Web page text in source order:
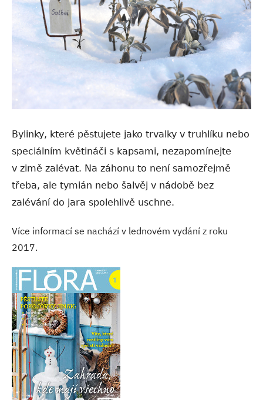
Bylinky, které pěstujete jako trvalky v truhlíku nebo
speciálním květináči s kapsami, nezapomínejte
v zimě zalévat. Na záhonu to není samozřejmě
třeba, ale tymián nebo šalvěj v nádobě bez
zalévání do jara spolehlivě uschne.
Více informací se nachází v lednovém vydání z roku
2017.